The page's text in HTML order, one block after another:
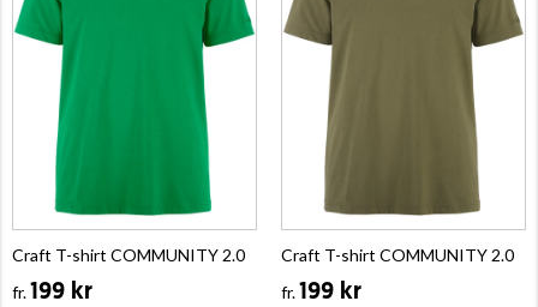
Craft T-shirt COMMUNITY 2.0
fr.199 kr
Craft T-shirt COMMUNITY 2.0
fr.199 kr